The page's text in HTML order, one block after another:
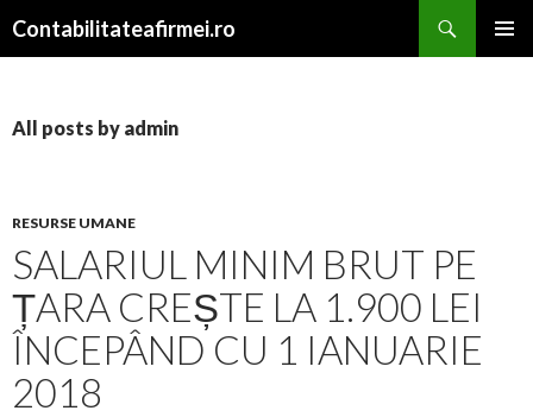
Contabilitateafirmei.ro
All posts by admin
RESURSE UMANE
SALARIUL MINIM BRUT PE
ȚARA CREȘTE LA 1.900 LEI
ÎNCEPÂND CU 1 IANUARIE
2018